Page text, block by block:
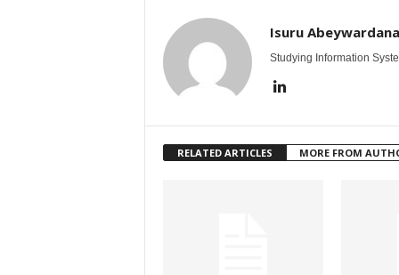
Isuru Abeywardana
Studying Information
RELATED ARTICLES MORE FROM